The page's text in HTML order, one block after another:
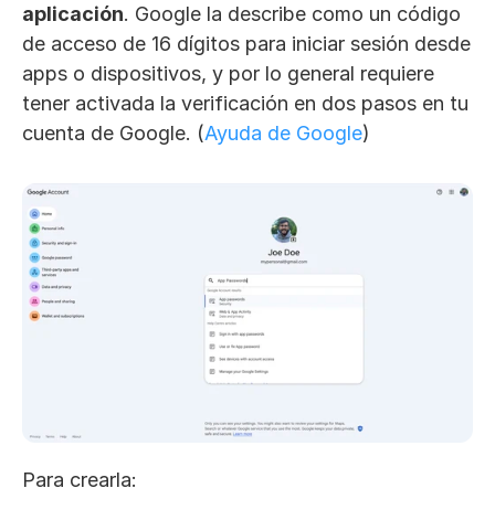
aplicación. Google la describe como un código
de acceso de 16 dígitos para iniciar sesión desde
apps o dispositivos, y por lo general requiere
tener activada la verificación en dos pasos en tu
cuenta de Google. (Ayuda de Google)
Para crearla: